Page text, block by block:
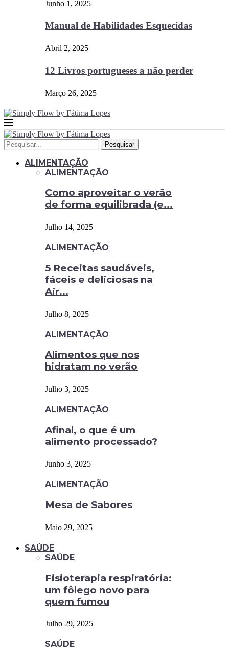
Junho 1, 2025
Manual de Habilidades Esquecidas
Abril 2, 2025
12 Livros portugueses a não perder
Março 26, 2025
Pesquisar
ALIMENTAÇÃO
ALIMENTAÇÃO
Como aproveitar o verão
de forma equilibrada (e...
Julho 14, 2025
ALIMENTAÇÃO
5 Receitas saudáveis,
fáceis e deliciosas na
Air...
Julho 8, 2025
ALIMENTAÇÃO
Alimentos que nos
hidratam no verão
Julho 3, 2025
ALIMENTAÇÃO
Afinal, o que é um
alimento processado?
Junho 3, 2025
ALIMENTAÇÃO
Mesa de Sabores
Maio 29, 2025
SAÚDE
SAÚDE
Fisioterapia respiratória:
um fôlego novo para
quem fumou
Julho 29, 2025
SAÚDE